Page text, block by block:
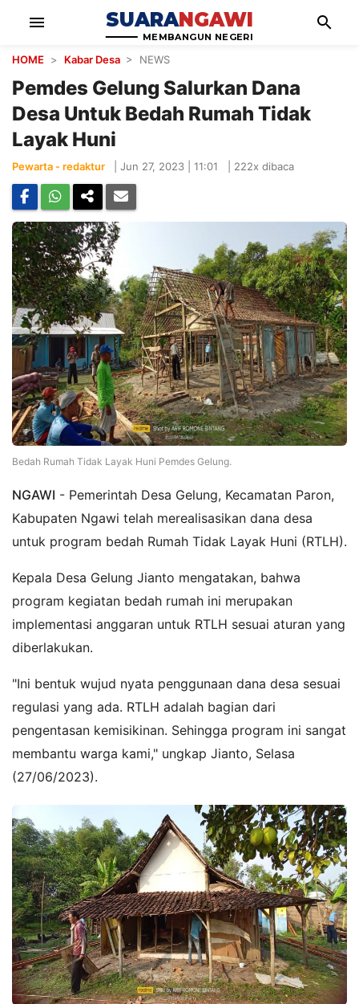
menu SUARANGAWI
MEMBANGUN NEGERI
search
HOME > Kabar Desa > NEWS
Pemdes Gelung Salurkan Dana
Desa Untuk Bedah Rumah Tidak
Layak Huni
Pewarta - redaktur Jun 27, 2023 | 11:01 222x dibaca
Bedah Rumah Tidak Layak Huni Pemdes Gelung.
NGAWI - Pemerintah Desa Gelung, Kecamatan Paron,
Kabupaten Ngawi telah merealisasikan dana desa
untuk program bedah Rumah Tidak Layak Huni (RTLH).
Kepala Desa Gelung Jianto mengatakan, bahwa
program kegiatan bedah rumah ini merupakan
implementasi anggaran untuk RTLH sesuai aturan yang
diberlakukan.
"Ini bentuk wujud nyata penggunaan dana desa sesuai
regulasi yang ada. RTLH adalah bagian dari
pengentasan kemisikinan. Sehingga program ini sangat
membantu warga kami," ungkap Jianto, Selasa
(27/06/2023).